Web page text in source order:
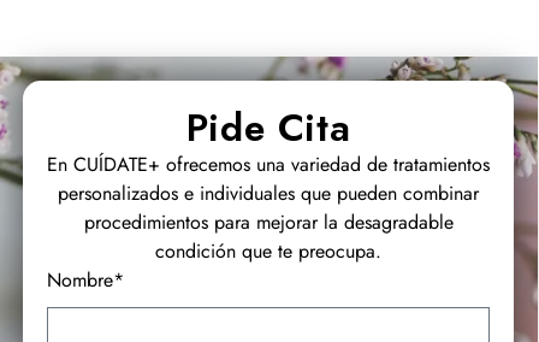
Pide Cita
En CUÍDATE+ ofrecemos una variedad de tratamientos
personalizados e individuales que pueden combinar
procedimientos para mejorar la desagradable
condición que te preocupa.
Nombre*